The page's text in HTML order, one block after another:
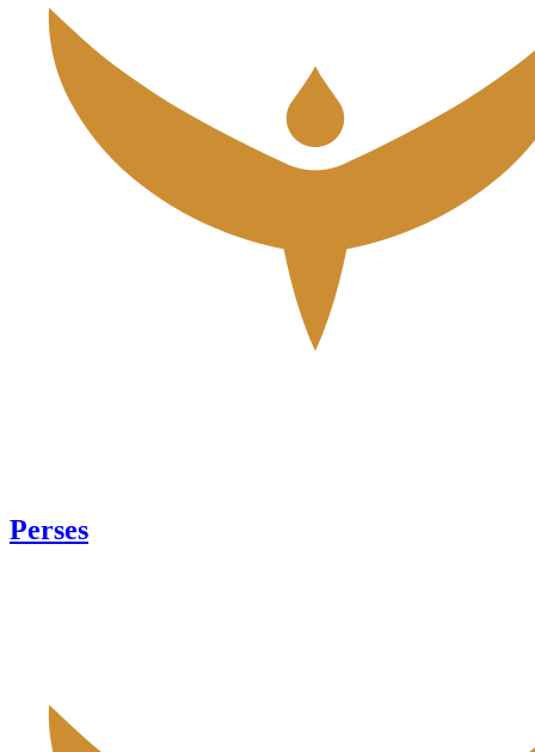
Perses